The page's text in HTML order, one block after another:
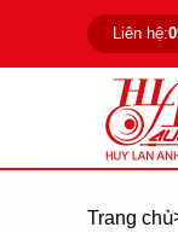
Liên hệ:
Trang chủ